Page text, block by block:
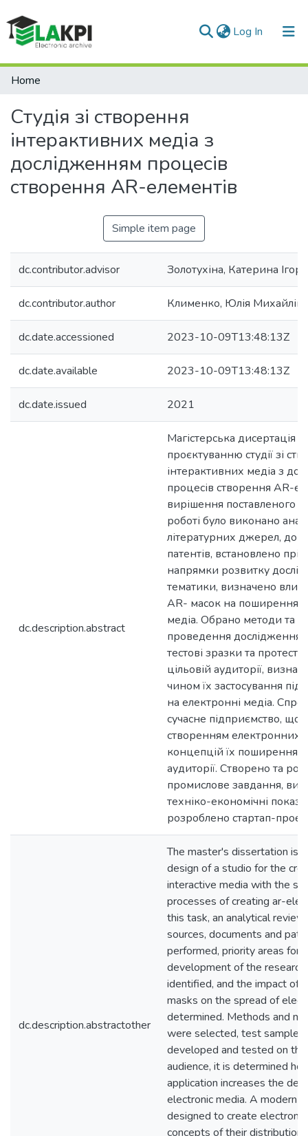
Log In (current)
Communities & Collections
Statistics
Home
Студія зі створення
інтерактивних медіа з
дослідженням процесів
створення AR-елементів
Simple item page
dc.contributor.advisor Золотухіна, Катерина
dc.contributor.author Клименко, Юлія
dc.date.accessioned 2023-10-09T13:48:13Z
dc.date.available 2023-10-09T13:48:13Z
dc.date.issued 2021
dc.description.abstract
Магістерська дисертація
проєктуванню студії зі
інтерактивних медіа з
процесів створення AR-
вирішення поставленого
роботі було виконано
літературних джерел,
патентів, встановлено
напрямки розвитку
тематики, визначено влив
AR- масок на поширення
медіа. Обрано методи та
проведення дослідження,
тестові зразки та
цільовій аудиторії,
чином їх застосування
на електронні медіа.
сучасне підприємство, що
створенням електронних
концепцій їх поширення
аудиторії. Створено та
промислове завдання,
техніко-економічні
розроблено стартап-
dc.description.abstractother
The master's dissertation is
design of a studio for the
interactive media with the
processes of creating ar-
this task, an analytical
sources, documents and
performed, priority areas for
development of the
identified, and the impact of
masks on the spread of
determined. Methods and
were selected, test samples
developed and tested on
audience, it is determined
application increases the
electronic media. A modern
designed to create
concepts of their distribution